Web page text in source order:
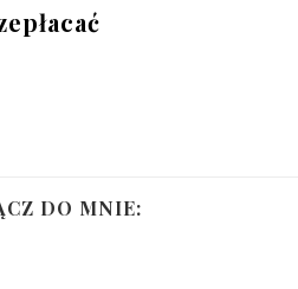
DO MNIE: